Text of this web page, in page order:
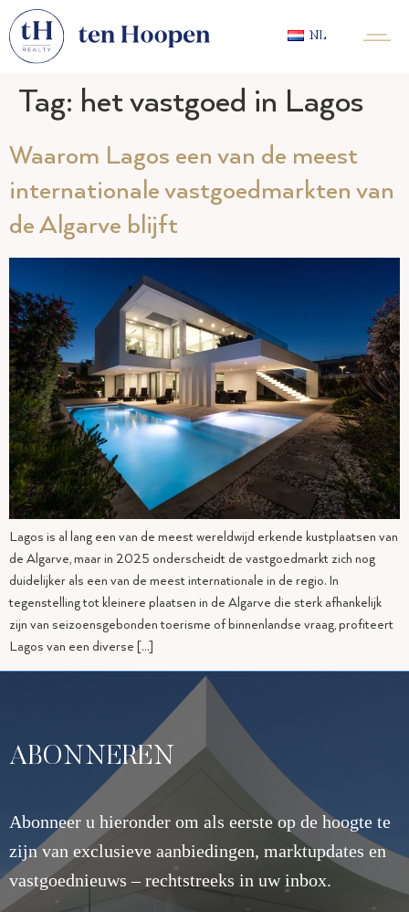
NL
Tag: het vastgoed in Lagos
Waarom Lagos een van de meest
internationale vastgoedmarkten van
de Algarve blijft
Lagos is al lang een van de meest wereldwijd erkende kustplaatsen van
de Algarve, maar in 2025 onderscheidt de vastgoedmarkt zich nog
duidelijker als een van de meest internationale in de regio. In
tegenstelling tot kleinere plaatsen in de Algarve die sterk afhankelijk
zijn van seizoensgebonden toerisme of binnenlandse vraag, profiteert
Lagos van een diverse […]
ABONNEREN
Abonneer u hieronder om als eerste op de hoogte te
zijn van exclusieve aanbiedingen, marktupdates en
vastgoednieuws – rechtstreeks in uw inbox.